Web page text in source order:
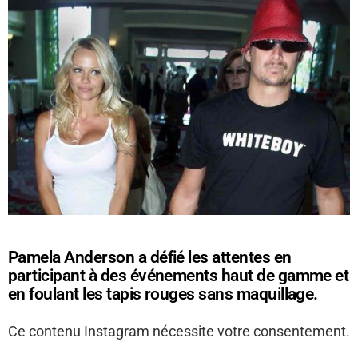
Pamela Anderson a défié les attentes en
participant à des événements haut de gamme et
en foulant les tapis rouges sans maquillage.
Ce contenu Instagram nécessite votre consentement.